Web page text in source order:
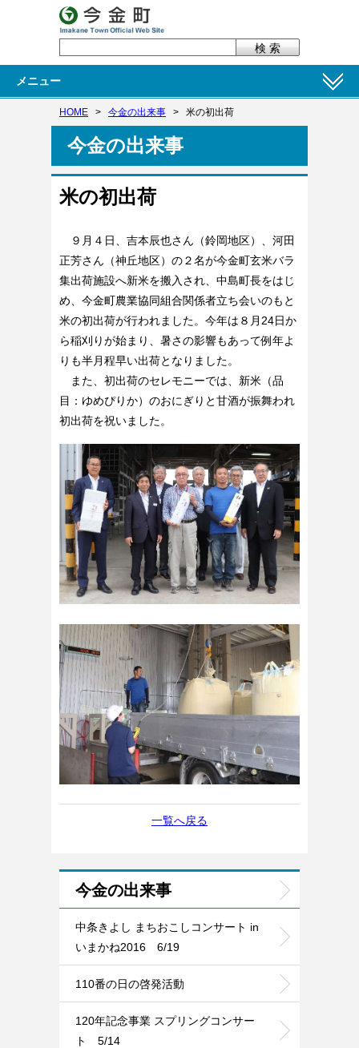
メニュー
HOME > 今金の出来事 > 米の初出荷
今金の出来事
米の初出荷
９月４日、吉本辰也さん（鈴岡地区）、河田
正芳さん（神丘地区）の２名が今金町玄米バラ
集出荷施設へ新米を搬入され、中島町長をはじ
め、今金町農業協同組合関係者立ち会いのもと
米の初出荷が行われました。今年は８月24日か
ら稲刈りが始まり、暑さの影響もあって例年よ
りも半月程早い出荷となりました。
また、初出荷のセレモニーでは、新米（品
目：ゆめぴりか）のおにぎりと甘酒が振舞われ
初出荷を祝いました。
一覧へ戻る
今金の出来事
中条きよし まちおこしコンサート in
いまかね2016 6/19
110番の日の啓発活動
120年記念事業 スプリングコンサー
ト 5/14